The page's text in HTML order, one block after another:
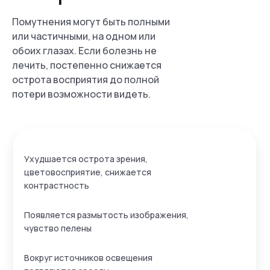
Помутнения могут быть полными
или частичными, на одном или
обоих глазах. Если болезнь не
лечить, постепенно снижается
острота восприятия до полной
потери возможности видеть.
Ухудшается острота зрения,
цветовосприятие, снижается
контрастность
Появляется размытость изображения,
чувство пелены
Вокруг источников освещения